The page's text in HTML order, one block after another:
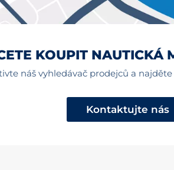
KOUPIT NAUTICKÁ
náš vyhledávač prodejců a
Kontaktujte nás